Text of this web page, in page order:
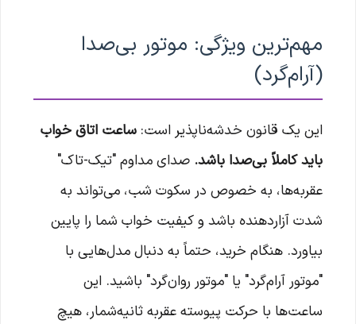
مهم‌ترین ویژگی: موتور بی‌صدا
(آرام‌گرد)
این یک قانون خدشه‌ناپذیر است: ساعت اتاق خواب
باید کاملاً بی‌صدا باشد. صدای مداوم "تیک-تاک"
عقربه‌ها، به خصوص در سکوت شب، می‌تواند به
شدت آزاردهنده باشد و کیفیت خواب شما را پایین
بیاورد. هنگام خرید، حتماً به دنبال مدل‌هایی با
"موتور آرام‌گرد" یا "موتور روان‌گرد" باشید. این
ساعت‌ها با حرکت پیوسته عقربه ثانیه‌شمار، هیچ